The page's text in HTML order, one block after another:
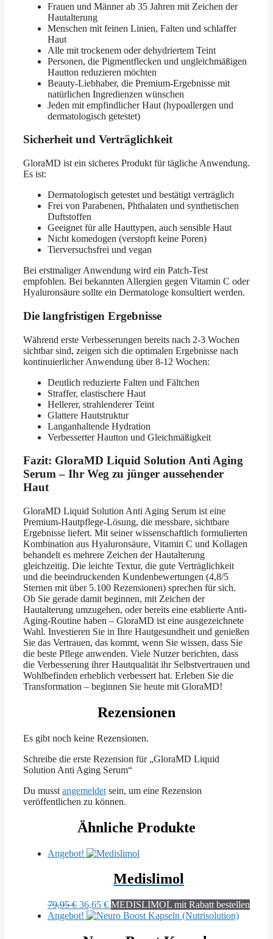
Frauen und Männer ab 35 Jahren mit Zeichen der
Hautalterung
Menschen mit feinen Linien, Falten und schlaffer
Haut
Alle mit trockenem oder dehydriertem Teint
Personen, die Pigmentflecken und ungleichmäßigen
Hautton reduzieren möchten
Beauty-Liebhaber, die Premium-Ergebnisse mit
natürlichen Ingredienzen wünschen
Jeden mit empfindlicher Haut (hypoallergen und
dermatologisch getestet)
Sicherheit und Verträglichkeit
GloraMD ist ein sicheres Produkt für tägliche Anwendung.
Es ist:
Dermatologisch getestet und bestätigt verträglich
Frei von Parabenen, Phthalaten und synthetischen
Duftstoffen
Geeignet für alle Hauttypen, auch sensible Haut
Nicht komedogen (verstopft keine Poren)
Tierversuchsfrei und vegan
Bei erstmaliger Anwendung wird ein Patch-Test
empfohlen. Bei bekannten Allergien gegen Vitamin C oder
Hyaluronsäure sollte ein Dermatologe konsultiert werden.
Die langfristigen Ergebnisse
Während erste Verbesserungen bereits nach 2-3 Wochen
sichtbar sind, zeigen sich die optimalen Ergebnisse nach
kontinuierlicher Anwendung über 8-12 Wochen:
Deutlich reduzierte Falten und Fältchen
Straffer, elastischere Haut
Hellerer, strahlenderer Teint
Glattere Hautstruktur
Langanhaltende Hydration
Verbesserter Hautton und Gleichmäßigkeit
Fazit: GloraMD Liquid Solution Anti Aging
Serum – Ihr Weg zu jünger aussehender
Haut
GloraMD Liquid Solution Anti Aging Serum ist eine
Premium-Hautpflege-Lösung, die messbare, sichtbare
Ergebnisse liefert. Mit seiner wissenschaftlich formulierten
Kombination aus Hyaluronsäure, Vitamin C und Kollagen
behandelt es mehrere Zeichen der Hautalterung
gleichzeitig. Die leichte Textur, die gute Verträglichkeit
und die beeindruckenden Kundenbewertungen (4,8/5
Sternen mit über 5.100 Rezensionen) sprechen für sich.
Ob Sie gerade damit beginnen, mit Zeichen der
Hautalterung umzugehen, oder bereits eine etablierte Anti-
Aging-Routine haben – GloraMD ist eine ausgezeichnete
Wahl. Investieren Sie in Ihre Hautgesundheit und genießen
Sie das Vertrauen, das kommt, wenn Sie wissen, dass Sie
die beste Pflege anwenden. Viele Nutzer berichten, dass
die Verbesserung ihrer Hautqualität ihr Selbstvertrauen und
Wohlbefinden erheblich verbessert hat. Erleben Sie die
Transformation – beginnen Sie heute mit GloraMD!
Rezensionen
Es gibt noch keine Rezensionen.
Schreibe die erste Rezension für „GloraMD Liquid
Solution Anti Aging Serum“
Du musst angemeldet sein, um eine Rezension
veröffentlichen zu können.
Ähnliche Produkte
Angebot!
Medislimol
79,95€ Ursprünglicher
Preis
36,65 €Aktueller
Preis
MEDISLIMOL mit Rabatt bestellen
Angebot!